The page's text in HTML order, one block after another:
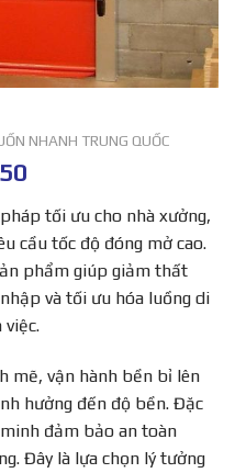
NHANH TRUNG QUỐC
tối ưu cho nhà xưởng,
cầu tốc độ đóng mở cao.
phẩm giúp giảm thất
và tối ưu hóa luồng di
việc.
mẽ, vận hành bền bỉ lên
hưởng đến độ bền. Đặc
đảm bảo an toàn
Đây là lựa chọn lý tưởng